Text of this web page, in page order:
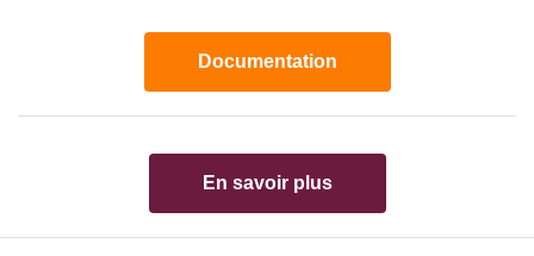
Documentation
En savoir plus